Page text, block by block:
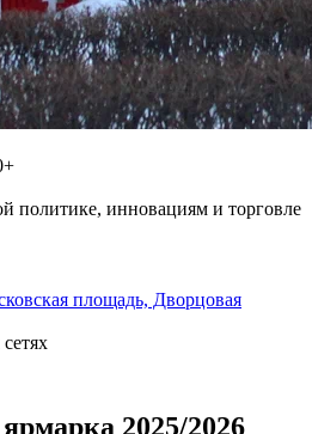
политике, инновациям и торговле
площадь, Дворцовая
2025/2026